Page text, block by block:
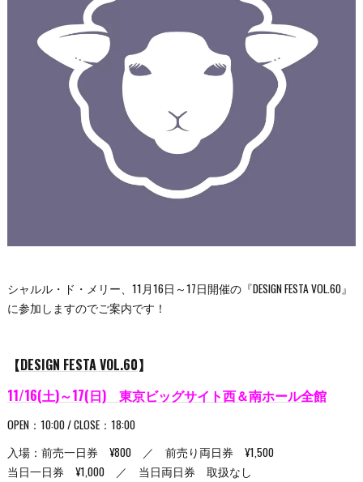
シャルル・ド・メリー、11月16日～17日開催の『DESIGN FESTA VOL.60』
に参加しますのでご案内です！
【DESIGN FESTA VOL.60】
11/16(土)～17(日) 東京ビッグサイト西＆南ホール全館
OPEN：10:00 / CLOSE：18:00
入場：前売一日券 ¥800 ／ 前売り両日券 ¥1,500
当日一日券 ¥1,000 ／ 当日両日券 取扱なし